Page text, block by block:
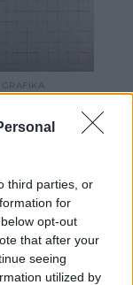
third parties, or
for
opt-out
that after your
seeing
utilized by
György (1941):
jjl., keretben, 100
65 000
- festmény,